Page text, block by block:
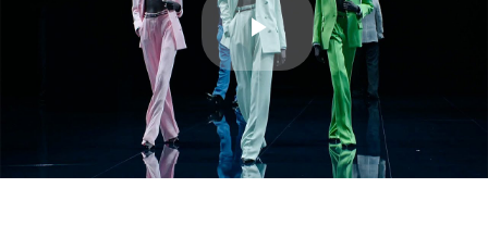
Play
Video